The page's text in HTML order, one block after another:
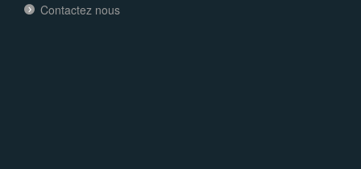
Contactez nous